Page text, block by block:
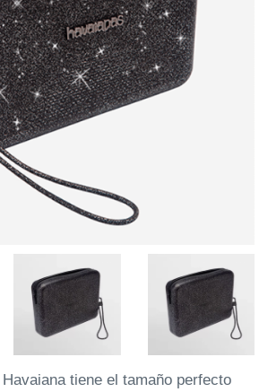
tiene el tamaño perfecto